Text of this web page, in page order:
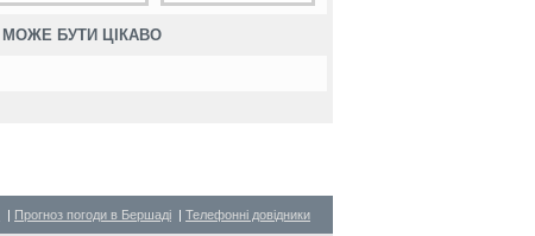
МОЖЕ БУТИ ЦІКАВО
| Прогноз погоди в Бершаді | Телефонні довідники